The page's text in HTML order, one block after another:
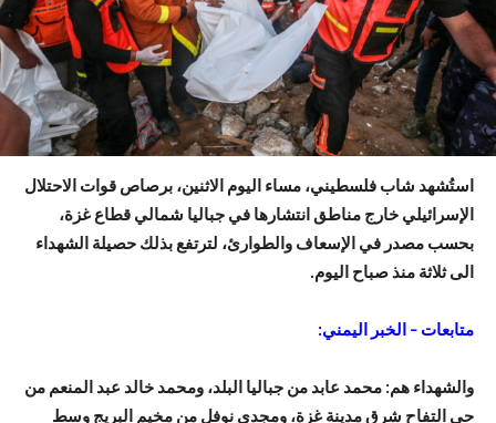
استُشهد شاب فلسطيني، مساء اليوم الاثنين، برصاص قوات الاحتلال
الإسرائيلي خارج مناطق انتشارها في جباليا شمالي قطاع غزة،
بحسب مصدر في الإسعاف والطوارئ، لترتفع بذلك حصيلة الشهداء
الى ثلاثة منذ صباح اليوم.
متابعات – الخبر اليمني:
والشهداء هم: محمد عابد من جباليا البلد، ومحمد خالد عبد المنعم من
حي التفاح شرق مدينة غزة، ومجدي نوفل من مخيم البريج وسط